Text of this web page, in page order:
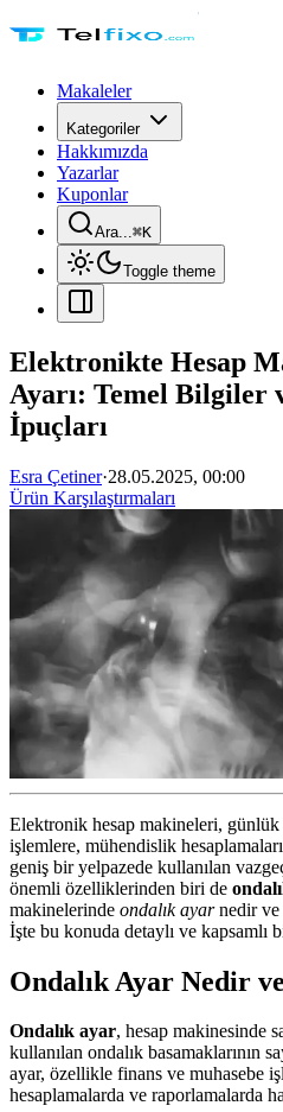
Makaleler
Kategoriler
Hakkımızda
Yazarlar
Kuponlar
Ara...⌘K
Toggle theme
Elektronikte Hesap
Ayarı: Temel Bilgiler
İpuçları
Esra Çetiner·28.05.2025, 00:00
Ürün Karşılaştırmaları
Elektronik hesap makineleri, günlük
işlemlere, mühendislik
geniş bir yelpazede kullanılan
önemli özelliklerinden biri de
makinelerinde ondalık ayarnedir ve
İşte bu konuda detaylı ve kapsamlı
Ondalık Ayar Nedir
Ondalık ayar, hesap makinesinde
kullanılan ondalık basamaklarının
ayar, özellikle finans ve muhasebe
hesaplamalarda ve raporlamalarda